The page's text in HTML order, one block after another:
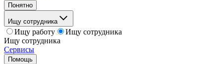
Понятно
Ищу сотрудника
Ищу работу
Ищу сотрудника
Ищу сотрудника
Сервисы
Помощь